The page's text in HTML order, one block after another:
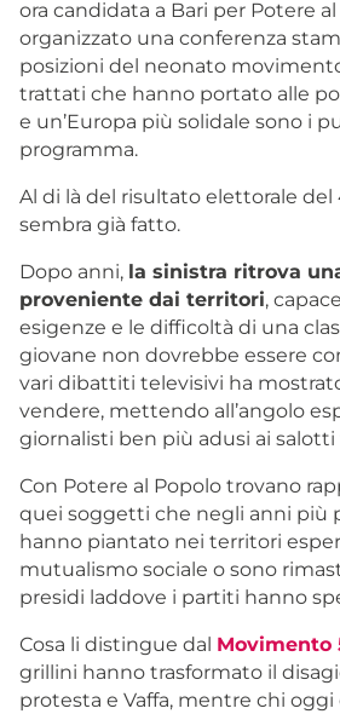
ora candidata a Bari per Potere
organizzato una conferenza
posizioni del neonato
trattati che hanno portato alle
e un’Europa più solidale sono i
programma.
Al di là del risultato elettorale del
sembra già fatto.
Dopo anni, la sinistra ritrova
proveniente dai territori,
esigenze e le difficoltà di una
giovane non dovrebbe essere
vari dibattiti televisivi ha
vendere, mettendo all’angolo
giornalisti ben più adusi ai salotti
Con Potere al Popolo trovano
quei soggetti che negli anni più
hanno piantato nei territori
mutualismo sociale o sono
presidi laddove i partiti hanno
Cosa li distingue dal Movimento
grillini hanno trasformato il
protesta e Vaffa, mentre chi oggi